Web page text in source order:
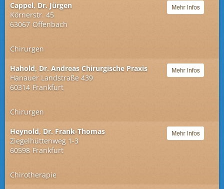
Cappel, Dr. Jürgen
Körnerstr. 45
63067 Offenbach
Chirurgen
Hahold, Dr. Andreas Chirurgische Praxis
Hanauer Landstraße 439
60314 Frankfurt
Chirurgen
Heynold, Dr. Frank-Thomas
Ziegelhüttenweg 1-3
60598 Frankfurt
Chirotherapie